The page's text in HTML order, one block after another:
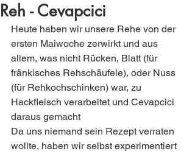
Reh - Cevapcici
Heute haben wir unsere Rehe von der
ersten Maiwoche zerwirkt und aus
allem, was nicht Rücken, Blatt (für
fränkisches Rehschäufele), oder Nuss
(für Rehkochschinken) war, zu
Hackfleisch verarbeitet und Cevapcici
daraus gemacht
Da uns niemand sein Rezept verraten
wollte, haben wir selbst experimentiert